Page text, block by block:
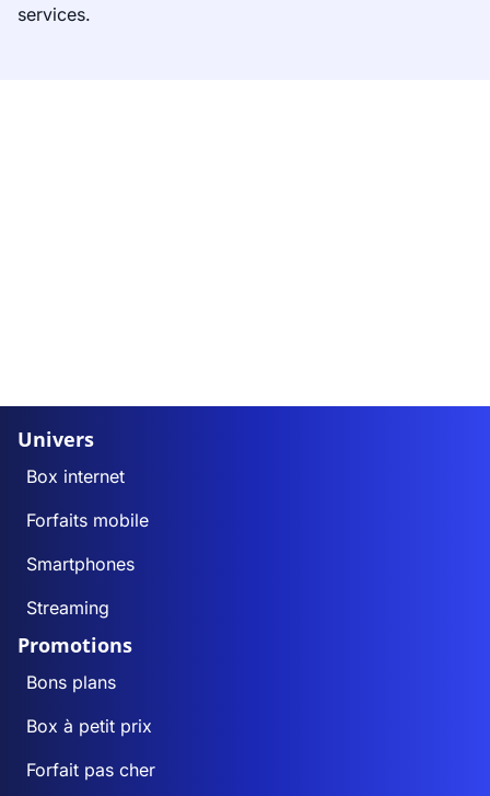
services.
Univers
Box internet
Forfaits mobile
Smartphones
Streaming
Promotions
Bons plans
Box à petit prix
Forfait pas cher